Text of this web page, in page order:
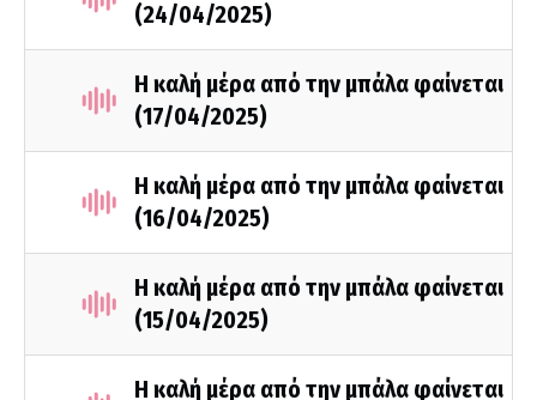
(24/04/2025)
Η καλή μέρα από την μπάλα φαίνεται
(17/04/2025)
Η καλή μέρα από την μπάλα φαίνεται
(16/04/2025)
Η καλή μέρα από την μπάλα φαίνεται
(15/04/2025)
Η καλή μέρα από την μπάλα φαίνεται